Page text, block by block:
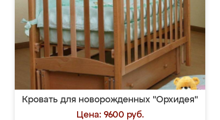
Кровать для новорожденных "Орхидея"
Цена: 9600 руб.